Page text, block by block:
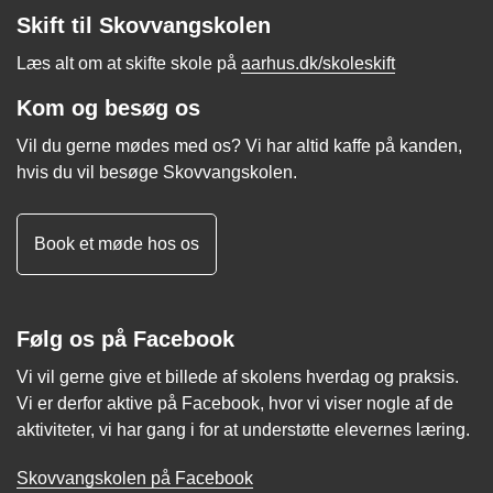
Skift til Skovvangskolen
Læs alt om at skifte skole på aarhus.dk/skoleskift
Kom og besøg os
Vil du gerne mødes med os? Vi har altid kaffe på kanden,
hvis du vil besøge Skovvangskolen.
Book et møde hos os
Følg os på Facebook
Vi vil gerne give et billede af skolens hverdag og praksis.
Vi er derfor aktive på Facebook, hvor vi viser nogle af de
aktiviteter, vi har gang i for at understøtte elevernes læring.
Skovvangskolen på Facebook